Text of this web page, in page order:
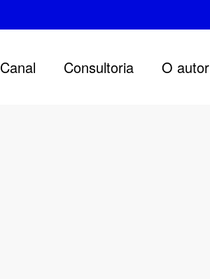
Canal Consultoria O autor